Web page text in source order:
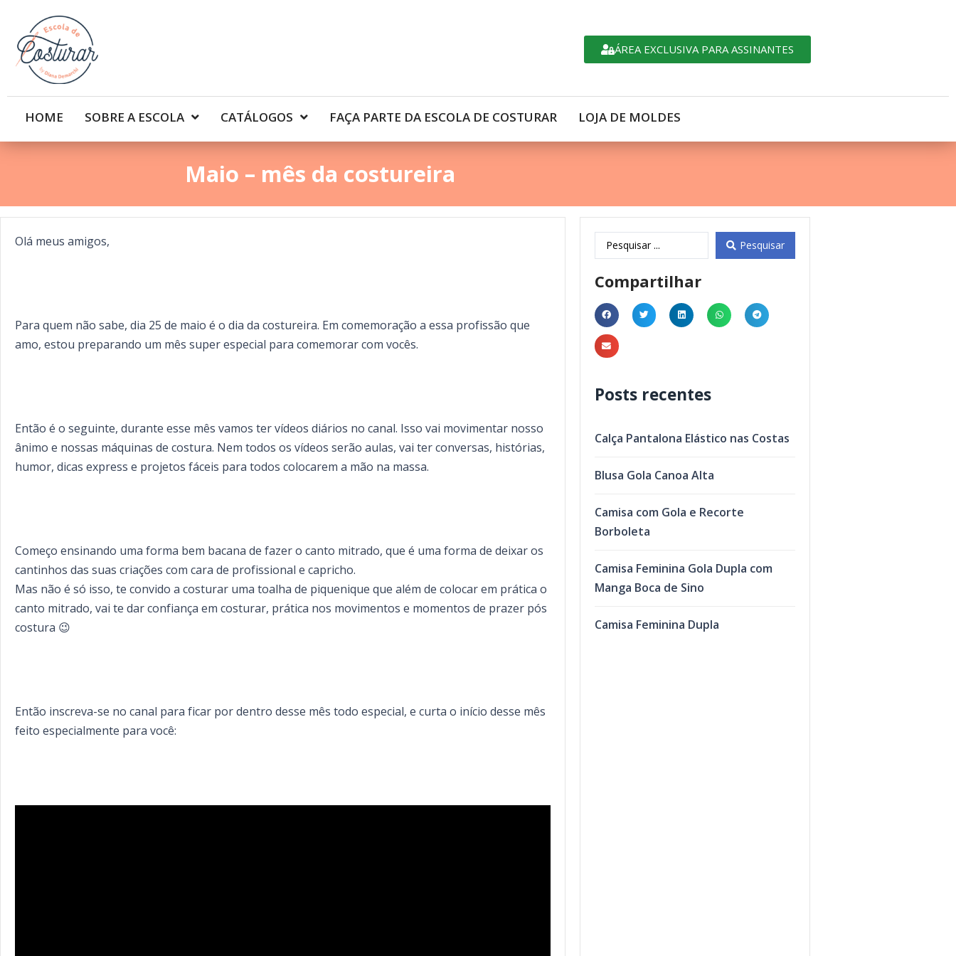
ÁREA EXCLUSIVA PARA ASSINANTES
HOME SOBRE A ESCOLA CATÁLOGOS FAÇA PARTE DA ESCOLA DE COSTURAR LOJA DE MOLDES
Maio – mês da costureira
Olá meus amigos,
Para quem não sabe, dia 25 de maio é o dia da costureira. Em comemoração a essa profissão que
amo, estou preparando um mês super especial para comemorar com vocês.
Então é o seguinte, durante esse mês vamos ter vídeos diários no canal. Isso vai movimentar nosso
ânimo e nossas máquinas de costura. Nem todos os vídeos serão aulas, vai ter conversas, histórias,
humor, dicas express e projetos fáceis para todos colocarem a mão na massa.
Começo ensinando uma forma bem bacana de fazer o canto mitrado, que é uma forma de deixar os
cantinhos das suas criações com cara de profissional e capricho.
Mas não é só isso, te convido a costurar uma toalha de piquenique que além de colocar em prática o
canto mitrado, vai te dar confiança em costurar, prática nos movimentos e momentos de prazer pós
costura 😉
Então inscreva-se no canal para ficar por dentro desse mês todo especial, e curta o início desse mês
feito especialmente para você:
Pesquisar
Compartilhar
Posts recentes
Calça Pantalona Elástico nas Costas
Blusa Gola Canoa Alta
Camisa com Gola e Recorte
Borboleta
Camisa Feminina Gola Dupla com
Manga Boca de Sino
Camisa Feminina Dupla